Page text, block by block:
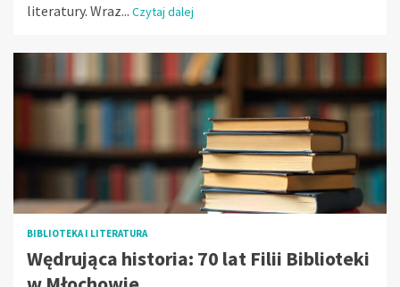
literatury. Wraz... Czytaj dalej
BIBLIOTEKA I LITERATURA
Wędrująca historia: 70 lat Filii Biblioteki